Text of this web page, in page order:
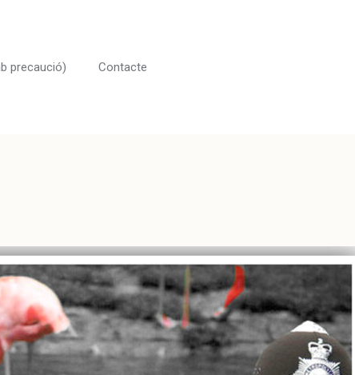
precaució) Contacte